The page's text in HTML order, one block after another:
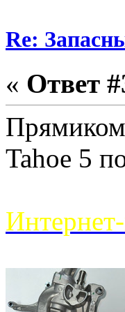
Re:
« Ответ
Tahoe 5